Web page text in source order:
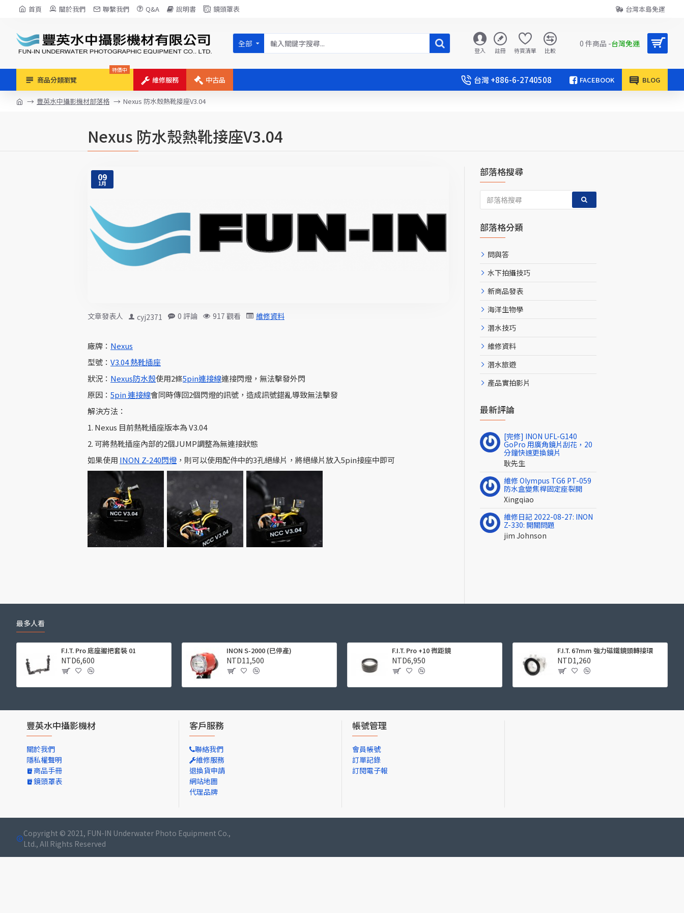
首頁 關於我們 聯繫我們 Q&A 說明書 鏡頭罩表 台灣本島免運
全部
登入 註冊 待買清單 比較
0 件商品 -台灣免運
商品分類瀏覽
特價中
維修服務 中古品 台灣 +886-6-2740508 FACEBOOK BLOG
豐英水中攝影機材部落格 Nexus 防水殼熱靴接座V3.04
Nexus 防水殼熱靴接座V3.04
09
1月
文章發表人 cyj2371 0 評論 917 觀看 維修資料
廠牌： Nexus
型號： V3.04 熱靴插座
狀況： Nexus防水殼使用2條5pin連接線連接閃燈，無法擊發外閃
原因： 5pin 連接線會同時傳回2個閃燈的訊號，造成訊號錯亂導致無法擊發
解決方法：
1. Nexus 目前熱靴插座版本為 V3.04
2. 可將熱靴插座內部的2個JUMP調整為無連接狀態
如果使用 INON Z-240閃燈 ，則可以使用配件中的3孔絕緣片，將絕緣片放入5pin接座中即可
部落格搜尋
部落格分類
問與答
水下拍攝技巧
新商品發表
海洋生物學
潛水技巧
維修資料
潛水旅遊
產品實拍影片
最新評論
[完修] INON UFL-G140
GoPro 用廣角鏡片刮花，20
分鐘快速更換鏡片
耿先生
維修 Olympus TG6 PT-059
防水盒變焦桿固定座裂開
Xingqiao
維修日記 2022-08-27: INON
Z-330: 開關問題
jim Johnson
最多人看
F.I.T. Pro 底座握把套裝 01
NTD6,600
INON S-2000 (已停產)
NTD11,500
F.I.T. Pro +10 微距鏡
NTD6,950
F.I.T. 67mm 強力磁鐵鏡頭轉接環
NTD1,260
豐英水中攝影機材
關於我們
隱私權聲明
商品手冊
鏡頭罩表
客戶服務
聯絡我們
維修服務
退換貨申請
網站地圖
代理品牌
帳號管理
會員帳號
訂單記錄
訂閱電子報
Copyright © 2021, FUN-IN Underwater Photo Equipment Co.,
Ltd., All Rights Reserved